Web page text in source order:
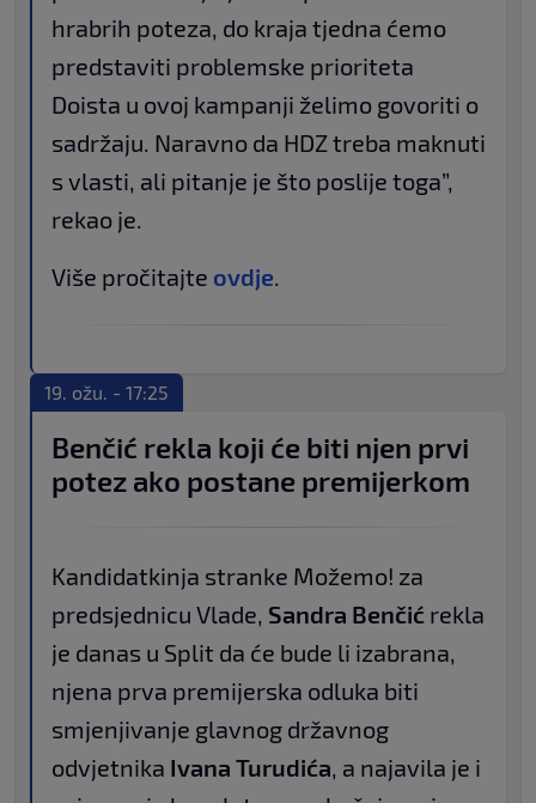
hrabrih poteza, do kraja tjedna ćemo
predstaviti problemske prioriteta
Doista u ovoj kampanji želimo govoriti o
sadržaju. Naravno da HDZ treba maknuti
s vlasti, ali pitanje je što poslije toga”,
rekao je.
Više pročitajte ovdje.
19. ožu. - 17:25
Benčić rekla koji će biti njen prvi
potez ako postane premijerkom
Kandidatkinja stranke Možemo! za
predsjednicu Vlade, Sandra Benčić rekla
je danas u Split da će bude li izabrana,
njena prva premijerska odluka biti
smjenjivanje glavnog državnog
odvjetnika Ivana Turudića, a najavila je i